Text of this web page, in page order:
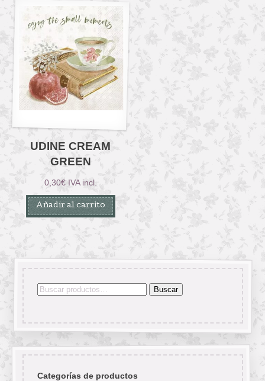
UDINE CREAM
GREEN
0,30€ IVA incl.
Añadir al carrito
Buscar
Buscar
Categorías de productos